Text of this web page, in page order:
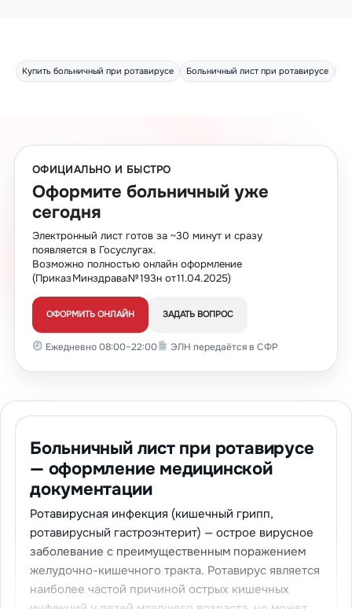
Купить больничный при ротавирусе Больничный лист при ротавирусе
ОФИЦИАЛЬНО И БЫСТРО
Оформите больничный уже
сегодня
Электронный лист готов за ~30 минут и сразу
появляется в Госуслугах.
Возможно полностью онлайн оформление
(Приказ Минздрава № 193н от 11.04.2025)
ОФОРМИТЬ ОНЛАЙН ЗАДАТЬ ВОПРОС
Ежедневно 08:00–22:00 ЭЛН передаётся в СФР
Больничный лист при ротавирусе
— оформление медицинской
документации
Ротавирусная инфекция (кишечный грипп,
ротавирусный гастроэнтерит) — острое вирусное
заболевание с преимущественным поражением
желудочно-кишечного тракта. Ротавирус является
наиболее частой причиной острых кишечных